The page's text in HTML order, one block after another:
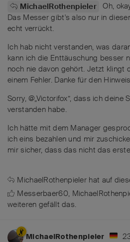
MichaelRothenpieler Oh,
Das Messer gibt's also nur in
echt verrückt.
Ich hab nicht verstanden, was
kann ich die Enttäuschung besser
noch nie davon gehört. Jetzt klingt
einem Fehler. Danke für den
Sorry, @„Victorifox”, dass ich deine
verstanden habe.
Ich hätte mit dem Manager
ich eins bezahlen und mir
mir sicher, dass das nicht das
MichaelRothenpieler hat auf
Messerbaer60,
weiteren gefällt das.
MichaelRothenpieler